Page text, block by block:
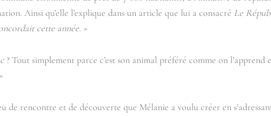
Ainsi qu’elle l’explique dans un article que lui a consacré Le
cette année. »
? Tout simplement parce c’est son animal préféré comme on l’apprend
»
de rencontre et de découverte que Mélanie a voulu créer en